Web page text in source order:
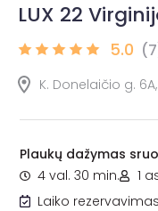
LUX 22
5.0
K. Donelaičio g.
Plaukų dažymas
4 val. 30 min.
1
Laiko rezervavimas